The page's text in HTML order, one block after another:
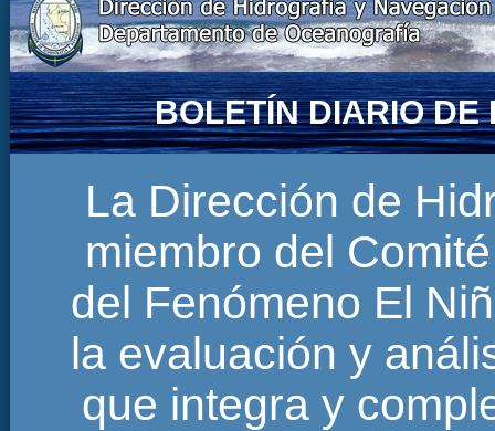
BOLETÍN DIARIO DE
La Dirección de
miembro del
del Fenómeno El
la evaluación y
que integra y